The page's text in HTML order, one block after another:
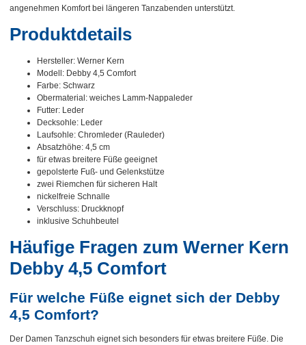
angenehmen Komfort bei längeren Tanzabenden unterstützt.
Produktdetails
Hersteller: Werner Kern
Modell: Debby 4,5 Comfort
Farbe: Schwarz
Obermaterial: weiches Lamm-Nappaleder
Futter: Leder
Decksohle: Leder
Laufsohle: Chromleder (Rauleder)
Absatzhöhe: 4,5 cm
für etwas breitere Füße geeignet
gepolsterte Fuß- und Gelenkstütze
zwei Riemchen für sicheren Halt
nickelfreie Schnalle
Verschluss: Druckknopf
inklusive Schuhbeutel
Häufige Fragen zum Werner Kern
Debby 4,5 Comfort
Für welche Füße eignet sich der Debby
4,5 Comfort?
Der Damen Tanzschuh eignet sich besonders für etwas breitere Füße. Die